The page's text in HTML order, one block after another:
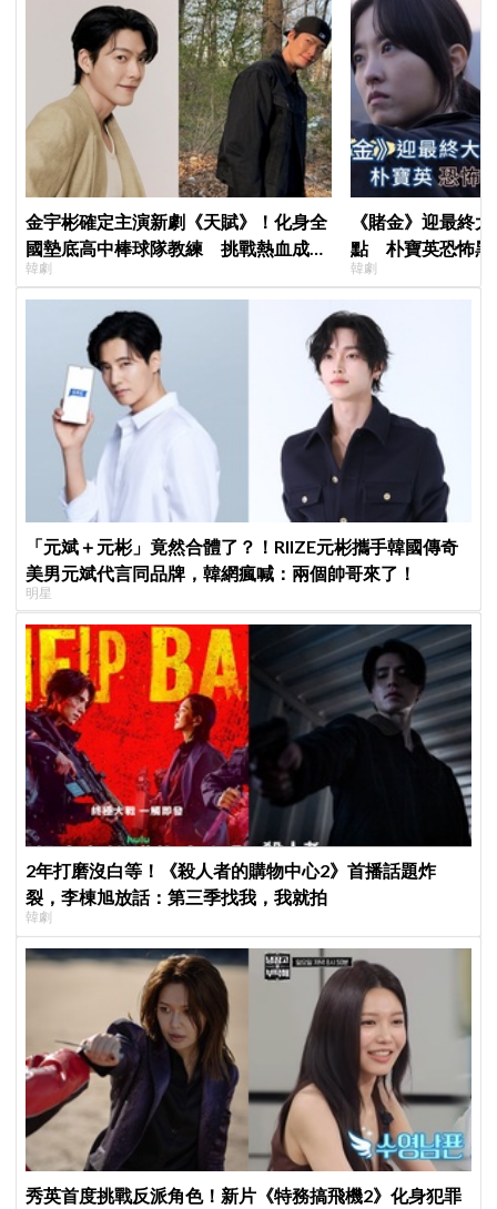
金宇彬確定主演新劇《天賦》！化身全
國墊底高中棒球隊教練 挑戰熱血成長
劇
韓劇
《賭金》迎最終
點 朴寶英恐怖黑
韓劇
「元斌＋元彬」竟然合體了？！RIIZE元彬攜手韓國傳奇
美男元斌代言同品牌，韓網瘋喊：兩個帥哥來了！
明星
2年打磨沒白等！《殺人者的購物中心2》首播話題炸
裂，李棟旭放話：第三季找我，我就拍
韓劇
秀英首度挑戰反派角色！新片《特務搞飛機2》化身犯罪